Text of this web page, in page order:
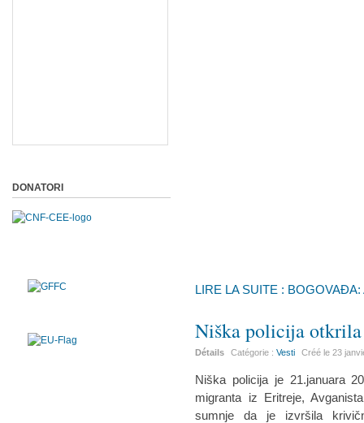
LIRE LA SUITE :
Niška policija otkrila
Détails Catégorie :Vesti Créé le23
Niška policija je 21.januara
migranta iz Eritreje,
sumnje da je izvršila
DONATORI